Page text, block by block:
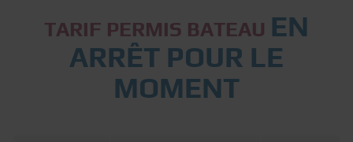
TARIF PERMIS BATEAU EN
ARRÊT POUR LE
MOMENT